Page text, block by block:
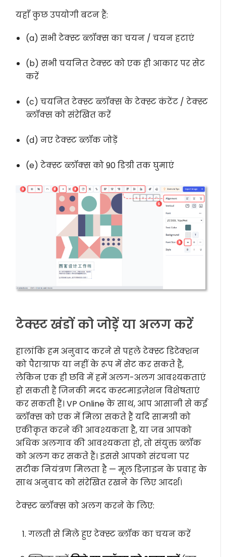
यहाँ कुछ उपयोगी बटन हैं:
(a) सभी टेक्स्ट ब्लॉक्स का चयन / चयन हटाएं
(b) सभी चयनित टेक्स्ट को एक ही आकार पर सेट
करें
(c) चयनित टेक्स्ट ब्लॉक्स के टेक्स्ट कंटेंट / टेक्स्ट
ब्लॉक्स को संरेखित करें
(d) नए टेक्स्ट ब्लॉक जोड़ें
(e) टेक्स्ट ब्लॉक्स को 90 डिग्री तक घुमाएं
टेक्स्ट खंडों को जोड़ें या अलग करें
हालांकि हम अनुवाद करने से पहले टेक्स्ट डिटेक्शन
को पैराग्राफ या नहीं के रूप में सेट कर सकते हैं,
लेकिन एक ही छवि में हमें अलग-अलग आवश्यकताएं
हो सकती हैं जिनकी मदद कस्टमाइज़ेशन विशेषताएं
कर सकती हैं। VP Online के साथ, आप आसानी से कई
ब्लॉक्स को एक में मिला सकते हैं यदि सामग्री को
एकीकृत करने की आवश्यकता है, या जब आपको
अधिक अलगाव की आवश्यकता हो, तो संयुक्त ब्लॉक
को अलग कर सकते हैं। इससे आपको संरचना पर
सटीक नियंत्रण मिलता है — मूल डिज़ाइन के प्रवाह के
साथ अनुवाद को संरेखित रखने के लिए आदर्श।
टेक्स्ट ब्लॉक्स को अलग करने के लिए:
गलती से मिले हुए टेक्स्ट ब्लॉक का चयन करें